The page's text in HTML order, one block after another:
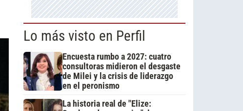
Lo más visto en Perfil
Encuesta rumbo a 2027: cuatro
consultoras midieron el desgaste
de Milei y la crisis de liderazgo
en el peronismo
La historia real de "Elize: